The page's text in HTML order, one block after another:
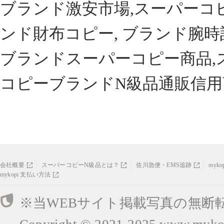
ブランド激安市場,スーパー
ンド財布コピー, ブランド腕
ブランドスーパーコピー商品
コピーブランドN級品通販信
会社概要 スーパーコピーN級品とは？ 佐川急便・EMS追跡
mykopi 支払い方法
※当WEBサイト掲載写真の無断